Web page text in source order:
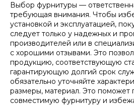
Выбор фурнитуры —
требующая внимания. Чтобы
установкой и эксплуатацией,
следует только у надежных и
производителей или в
с хорошими отзывами. Это
продукцию, соответствующую
гарантирующую долгий срок
обязательно уточняйте
размеры, материал. Это поможет
совместимую фурнитуру и